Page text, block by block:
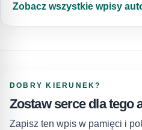
Zobacz wszystkie wpisy
DOBRY KIERUNEK?
Zostaw serce dla tego
Zapisz ten wpis w pamięci i